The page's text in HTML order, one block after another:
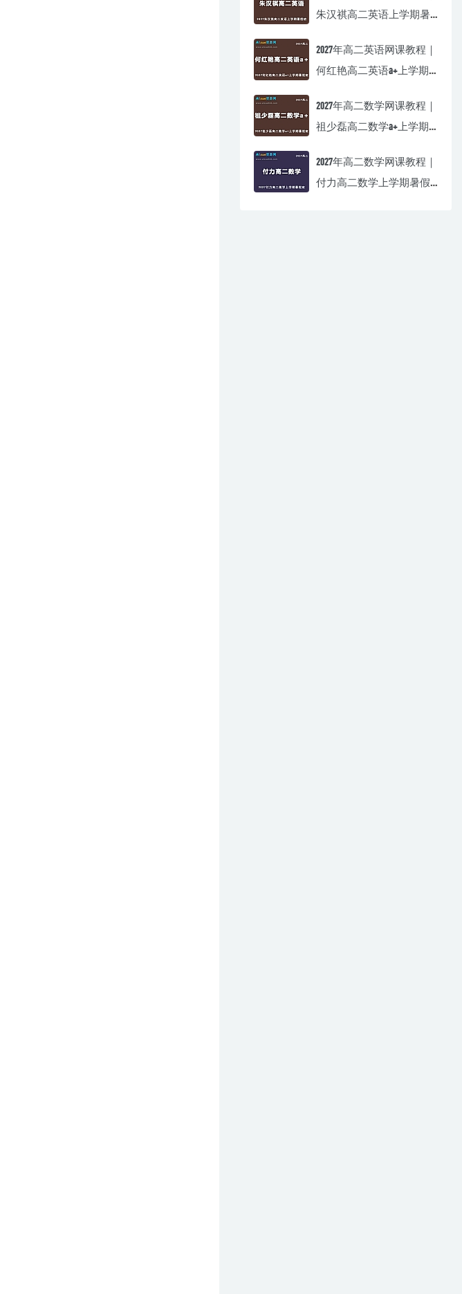
朱汉祺高二英语上学期暑
2027年高二英语网课教程｜
何红艳高二英语a+上学期
2027年高二数学网课教程｜
祖少磊高二数学a+上学期
2027年高二数学网课教程｜
付力高二数学上学期暑假